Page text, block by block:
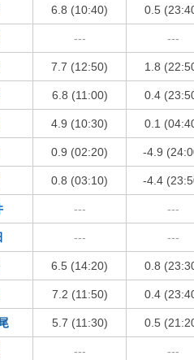
6.8 (10:40) 0.5
--- ---
7.7 (12:50) 1.8
6.8 (11:00) 0.4
4.9 (10:30) 0.1
0.9 (02:20) -4.9
0.8 (03:10) -4.4
--- ---
--- ---
6.5 (14:20) 0.8
7.2 (11:50) 0.4
5.7 (11:30) 0.5
--- ---